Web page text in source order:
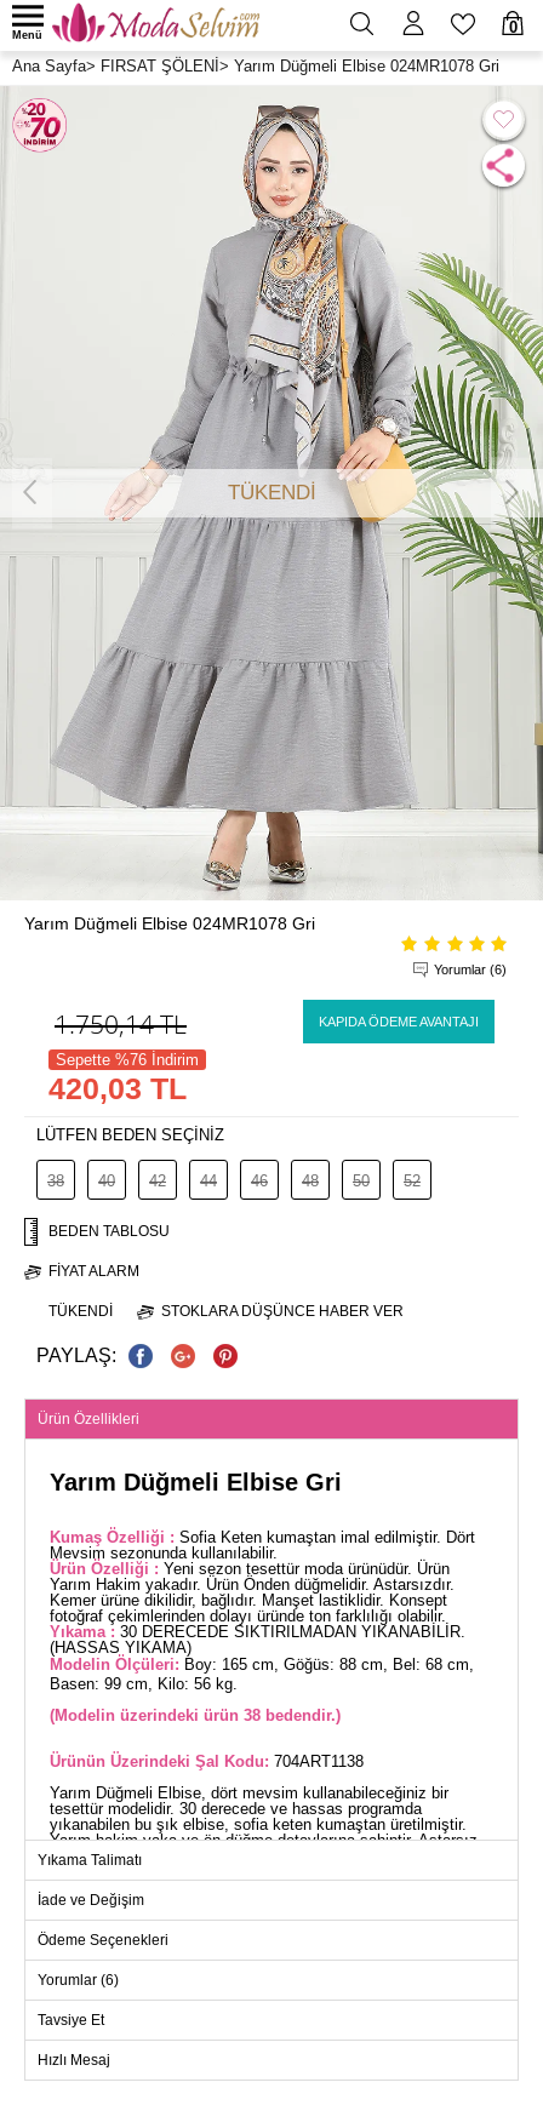
0
Menü
Ana Sayfa> FIRSAT ŞÖLENİ > Yarım Düğmeli Elbise 024MR1078 Gri
TÜKENDİ
Yarım Düğmeli Elbise 024MR1078 Gri
Yorumlar (6)
1.750,14TL KAPIDA ÖDEME AVANTAJI
Sepette %76 İndirim
420,03 TL
LÜTFEN BEDEN SEÇİNİZ
38 40 42 44 46 48 50 52
BEDEN TABLOSU
FIYAT ALARM
TÜKENDI STOKLARA DÜŞÜNCE HABER VER
PAYLAŞ:
Ürün Özellikleri
Yarım Düğmeli Elbise Gri
Kumaş Özelliği : Sofia Keten kumaştan imal edilmiştir. Dört
Mevsim sezonunda kullanılabilir.
Ürün Özelliği : Yeni sezon tesettür moda ürünüdür. Ürün
Yarım Hakim yakadır. Ürün Önden düğmelidir. Astarsızdır.
Kemer ürüne dikilidir, bağlıdır. Manşet lastiklidir. Konsept
fotoğraf çekimlerinden dolayı üründe ton farklılığı olabilir.
Yıkama : 30 DERECEDE SIKTIRILMADAN YIKANABİLİR.
(HASSAS YIKAMA)
Modelin Ölçüleri: Boy: 165 cm, Göğüs: 88 cm, Bel: 68 cm,
Basen: 99 cm, Kilo: 56 kg.
(Modelin üzerindeki ürün 38 bedendir.)
Ürünün Üzerindeki Şal Kodu: 704ART1138
Yarım Düğmeli Elbise, dört mevsim kullanabileceğiniz bir
tesettür modelidir. 30 derecede ve hassas programda
yıkanabilen bu şık elbise, sofia keten kumaştan üretilmiştir.
Yarım hakim yaka ve ön düğme detaylarına sahiptir. Astarsız
olan bu modelin manşetleri lastiklidir ve kemerle birlikte gelen
(CM)
Beden
42
112
133
44
114
133
Yıkama Talimatı
İade ve Değişim
Ödeme Seçenekleri
Yorumlar (6)
Tavsiye Et
Hızlı Mesaj